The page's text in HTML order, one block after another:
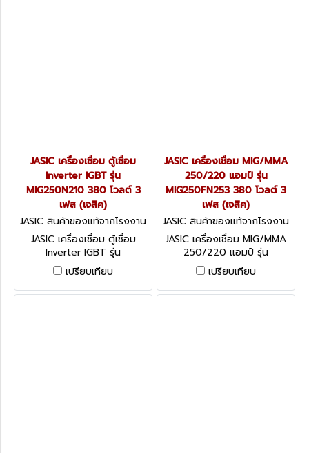
JASIC เครื่องเชื่อม ตู้เชื่อม
Inverter IGBT รุ่น
MIG250N210 380 โวลต์ 3
เฟส (เจสิค)
JASIC สินค้าของแท้จากโรงงาน
ผู้ผลิต MIG250N210
JASIC เครื่องเชื่อม ตู้เชื่อม
Inverter IGBT รุ่น
MIG250N210 มี 2 ระบบ MIG
และ MMA กระแสไฟเชื่อม 250
แอมป์ แรงดันไฟ 380 โวลต์ มี
เปรียบเทียบ
JASIC เครื่องเชื่อม MIG/MMA
250/220 แอมป์ รุ่น
MIG250FN253 380 โวลต์ 3
เฟส (เจสิค)
JASIC สินค้าของแท้จากโรงงาน
ผู้ผลิต MIG250FN253
JASIC เครื่องเชื่อม MIG/MMA
250/220 แอมป์ รุ่น
MIG250FN253 แรงดันไฟ 3
เฟส 380 โวลต์ ขนาดลวดเชื่อม
0.8 - 1.0 มม. ชุดป้อนลวดแบบ
เปรียบเทียบ